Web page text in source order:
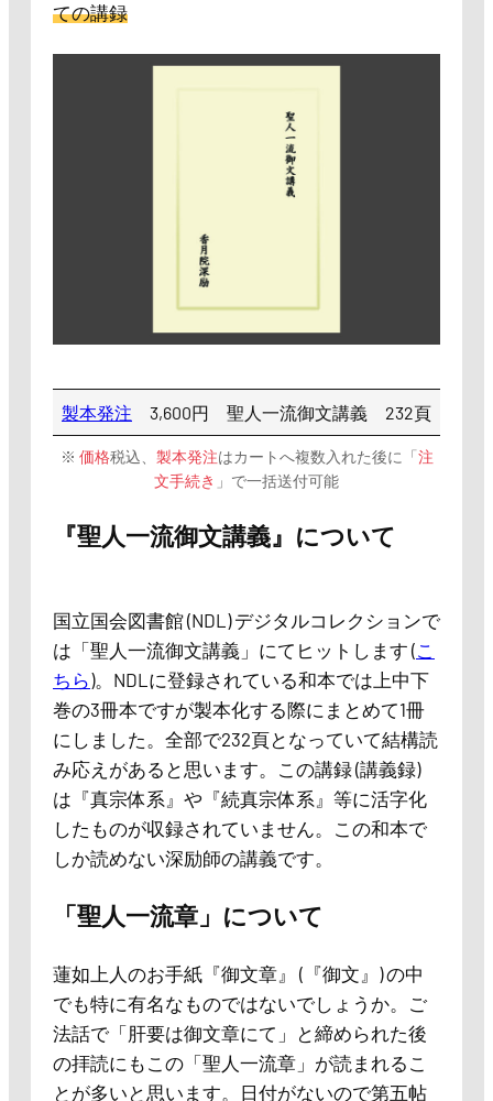
ての講録
製本発注 3,600円 聖人一流御文講義 232頁
※ 価格税込、 製本発注はカートへ複数入れた後に「注
文手続き 」で一括送付可能
『聖人一流御文講義』について
国立国会図書館 (NDL) デジタルコレクションで
は「聖人一流御文講義」にてヒットします ( こ
ちら)。NDLに登録されている和本では上中下
巻の3冊本ですが製本化する際にまとめて1冊
にしました。全部で232頁となっていて結構読
み応えがあると思います。この講録 (講義録)
は『真宗体系』や『続真宗体系』等に活字化
したものが収録されていません。この和本で
しか読めない深励師の講義です。
「聖人一流章」について
蓮如上人のお手紙『御文章』 (『御文』) の中
でも特に有名なものではないでしょうか。ご
法話で「肝要は御文章にて」と締められた後
の拝読にもこの「聖人一流章」が読まれるこ
とが多いと思います。日付がないので第五帖